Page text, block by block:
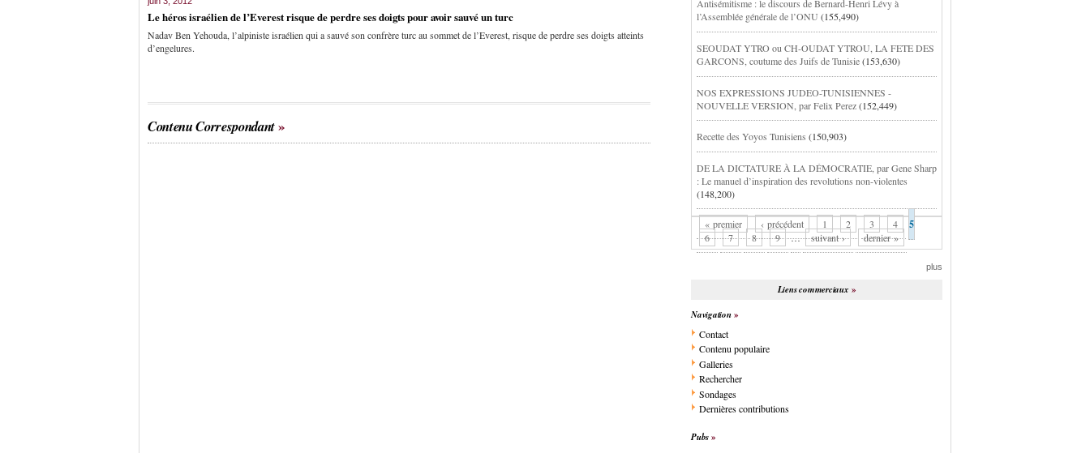
Le héros israélien de l’Everest risque de perdre ses doigts pour avoir sauvé un turc
Nadav Ben Yehouda, l’alpiniste israélien qui a sauvé son confrère turc au sommet de l’Everest, risque de perdre ses doigts atteints
d’engelures.
Contenu Correspondant
Antisémitisme : le discours de Bernard-Henri Lévy à
l’Assemblée générale de l’ONU (155,490)
SEOUDAT YTRO ou CH-OUDAT YTROU, LA FETE DES
GARCONS, coutume des Juifs de Tunisie(153,630)
NOS EXPRESSIONS JUDEO-TUNISIENNES -
NOUVELLE VERSION, par Felix Perez(152,449)
Recette des Yoyos Tunisiens (150,903)
DE LA DICTATURE À LA DÉMOCRATIE, par Gene Sharp
: Le manuel d’inspiration des revolutions non-violentes
(148,200)
« premier ‹ précédent 1 2 3 4 5
6 7 8 9 … suivant › dernier »
plus
Liens commerciaux
Navigation
Contact
Contenu populaire
Galleries
Rechercher
Sondages
Dernières contributions
Pubs